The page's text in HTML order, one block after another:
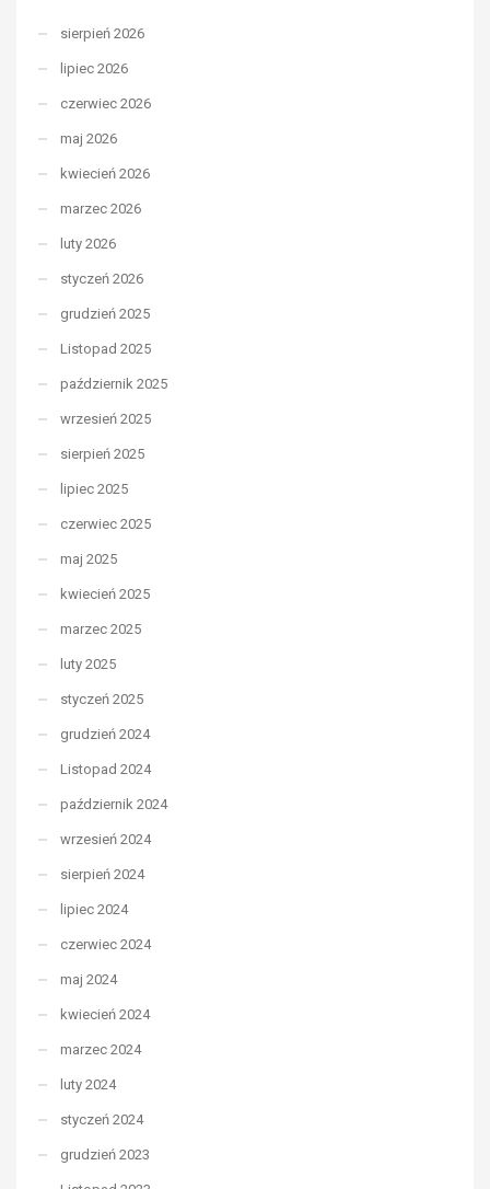
sierpień 2026
lipiec 2026
czerwiec 2026
maj 2026
kwiecień 2026
marzec 2026
luty 2026
styczeń 2026
grudzień 2025
Listopad 2025
październik 2025
wrzesień 2025
sierpień 2025
lipiec 2025
czerwiec 2025
maj 2025
kwiecień 2025
marzec 2025
luty 2025
styczeń 2025
grudzień 2024
Listopad 2024
październik 2024
wrzesień 2024
sierpień 2024
lipiec 2024
czerwiec 2024
maj 2024
kwiecień 2024
marzec 2024
luty 2024
styczeń 2024
grudzień 2023